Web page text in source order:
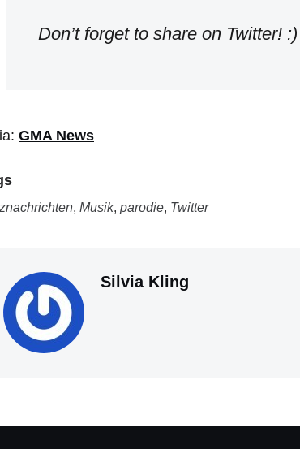
Don’t forget to share on Twitter! :)
GMA News
, Musik, parodie, Twitter
Silvia Kling